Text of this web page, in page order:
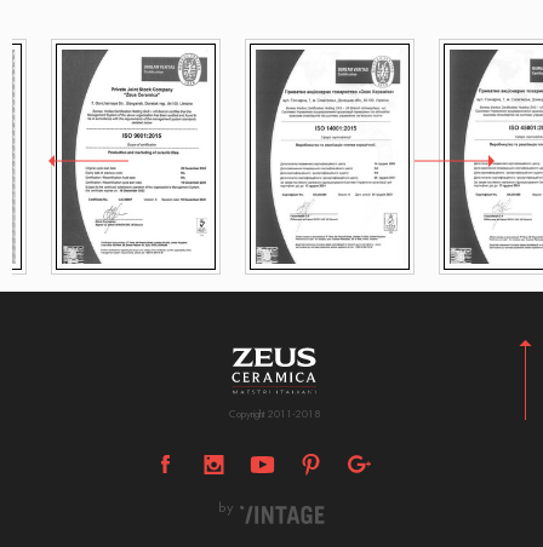
Copyright 2011-2018
by